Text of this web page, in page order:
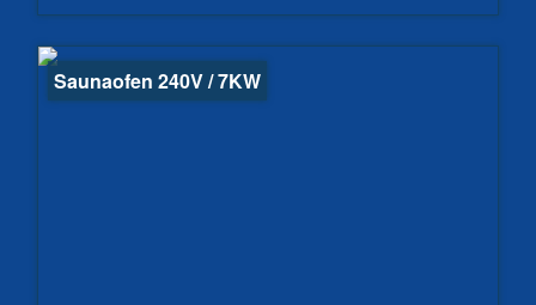
Saunaofen 240V / 7KW